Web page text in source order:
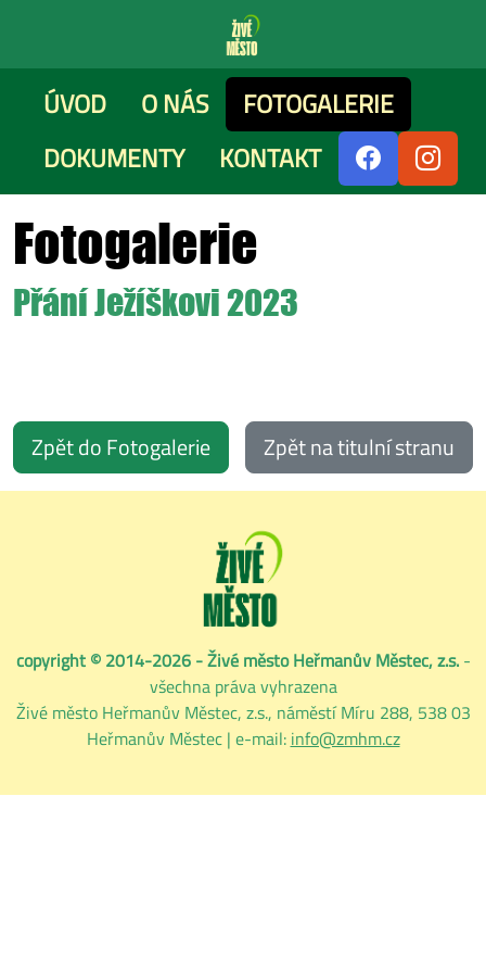
ÚVOD O NÁS
FOTOGALERIE
DOKUMENTY
KONTAKT
Fotogalerie
Přání Ježíškovi 2023
Zpět do Fotogalerie Zpět na titulní stranu
copyright © 2014-2026 - Živé město Heřmanův Městec, z.s.-
všechna práva vyhrazena
Živé město Heřmanův Městec, z.s., náměstí Míru 288, 538 03
Heřmanův Městec | e-mail: info@zmhm.cz